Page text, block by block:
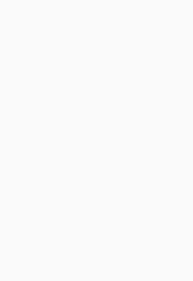
aj
z ničoho